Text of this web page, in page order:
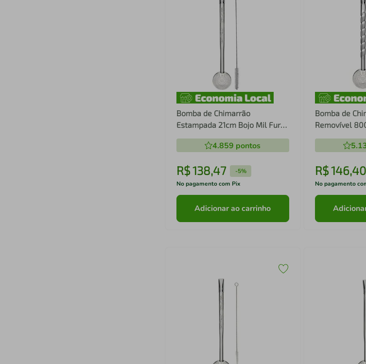
Bomba de Chimarrão
Estampada 21cm Bojo Mil Furos
Aço Inox com Rosca para Mate
4.859 pontos
R$138,47 -5%
No pagamento com Pix
Adicionar ao carrinho
Bomba de
Removível
Cano
R$146,40
No pagamento